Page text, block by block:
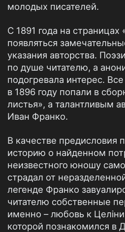
молодых писателей.
С 1891 года на страницах
появляться
указания авторства.
по душе читателю, а
подогревала интерес.
в 1896 году попали в
листья», а талантливым
Иван Франко.
В качестве предисловия
историю о найденном
неизвестного юношу
страдал от
легенде Франко
читателю собственные
именно – любовь к
которой познакомился в